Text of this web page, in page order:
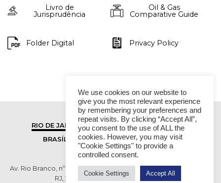
Livro de
Jurisprudência
Oil & Gas
Comparative Guide
Folder Digital Privacy Policy
RIO DE JANEIRO
SÃO PAULO
BRASÍLIA
VITÓRIA
Av. Rio Branco, nº 01, 14º andar - Ed. RB1- Centro, Rio de Janeiro -
RJ, 20090-003 TEL (55 21) 2276 6200
We use cookies on our website to
give you the most relevant experience
by remembering your preferences and
repeat visits. By clicking “Accept All”,
you consent to the use of ALL the
cookies. However, you may visit
"Cookie Settings" to provide a
controlled consent.
Cookie Settings Accept All